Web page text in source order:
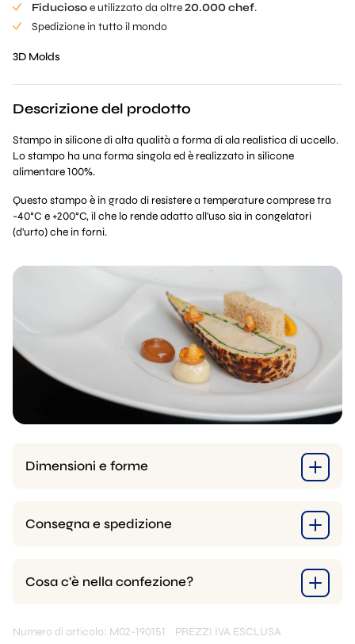
Fiduciosoe utilizzato da oltre20.000 chef.
Spedizione in tutto il mondo
3D Molds
Descrizione del prodotto
Stampo in silicone di alta qualità a forma di ala realistica di uccello.
Lo stampo ha una forma singola ed è realizzato in silicone
alimentare 100%.
Questo stampo è in grado di resistere a temperature comprese tra
-40°C e +200°C, il che lo rende adatto all'uso sia in congelatori
(d'urto) che in forni.
Dimensioni e forme
Consegna e spedizione
Cosa c'è nella confezione?
Numero di articolo: M02-190151 PREZZI IVA ESCLUSA